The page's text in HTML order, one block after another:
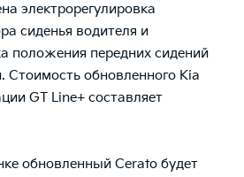
электрорегулировка
сиденья водителя и
положения передних сидений
Стоимость обновленного Kia
GT Line+ составляет
обновленный Cerato будет